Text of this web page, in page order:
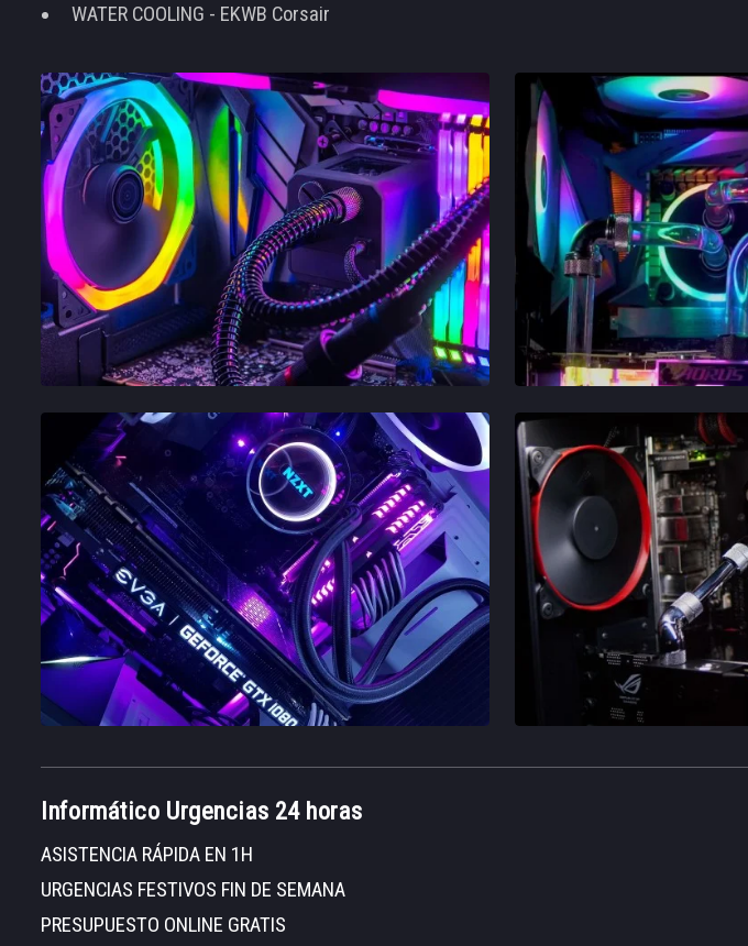
WATER COOLING - EKWB Corsair
Informático Urgencias 24 horas
ASISTENCIA RÁPIDA EN 1H
URGENCIAS FESTIVOS FIN DE SEMANA
PRESUPUESTO ONLINE GRATIS